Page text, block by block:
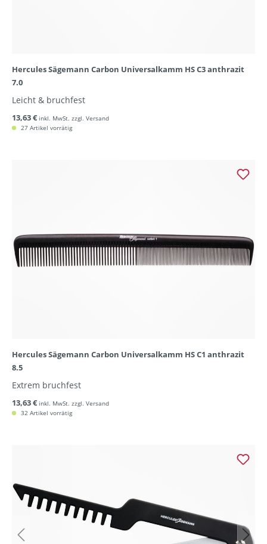
Hercules Sägemann Carbon Universalkamm HS C3 anthrazit
7.0
Leicht & bruchfest
13,63 € inkl. MwSt. zzgl. Versand
27 Artikel vorrätig
Hercules Sägemann Carbon Universalkamm HS C1 anthrazit
8.5
Extrem bruchfest
13,63 € inkl. MwSt. zzgl. Versand
32 Artikel vorrätig